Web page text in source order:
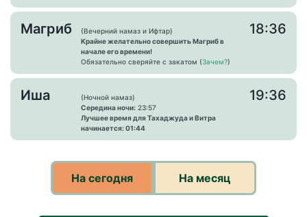
Магриб
(Вечерний намаз и Ифтар)
Крайне желательно совершить Магриб в
начале его времени!
Обязательно сверяйте с закатом (Зачем?)
18:36
Иша
(Ночной намаз)
Середина ночи: 23:57
Лучшее время для Тахаджуда и Витра
начинается: 01:44
19:36
На сегодня На месяц